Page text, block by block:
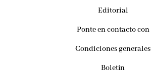
Editorial
Ponte en contacto con
Condiciones generales
Boletín